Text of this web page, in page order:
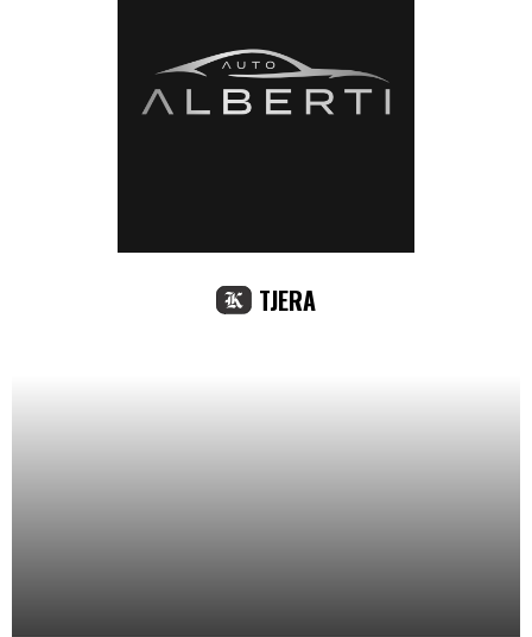
TJERA